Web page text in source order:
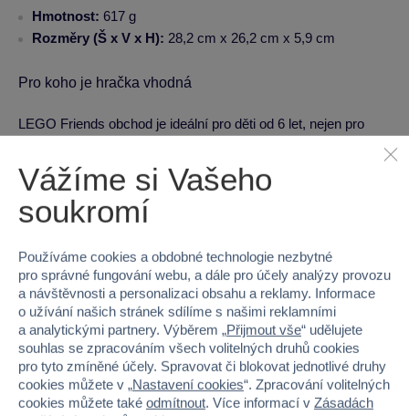
Hmotnost: 617 g
Rozměry (Š x V x H): 28,2 cm x 26,2 cm x 5,9 cm
Pro koho je hračka vhodná
LEGO Friends obchod je ideální pro děti od 6 let, nejen pro
Pořiďte svým dětem tuto zábavnou stavebnici a nechte
je rozvíjet svou představivost a kreativitu!
U našich hraček garantujeme kvalitu a bezpečnost
Kategorie
LEGO® Friends LEGO®
Parametry produktu
Vážíme si Vašeho
soukromí
Používáme cookies a obdobné technologie nezbytné
pro správné fungování webu, a dále pro účely analýzy provozu
a návštěvnosti a personalizaci obsahu a reklamy. Informace
o užívání našich stránek sdílíme s našimi reklamními
a analytickými partnery. Výběrem „Přijmout vše“ udělujete
souhlas se zpracováním všech volitelných druhů cookies
pro tyto zmíněné účely. Spravovat či blokovat jednotlivé druhy
cookies můžete v „Nastavení cookies“. Zpracování volitelných
cookies můžete také odmítnout. Více informací v Zásadách